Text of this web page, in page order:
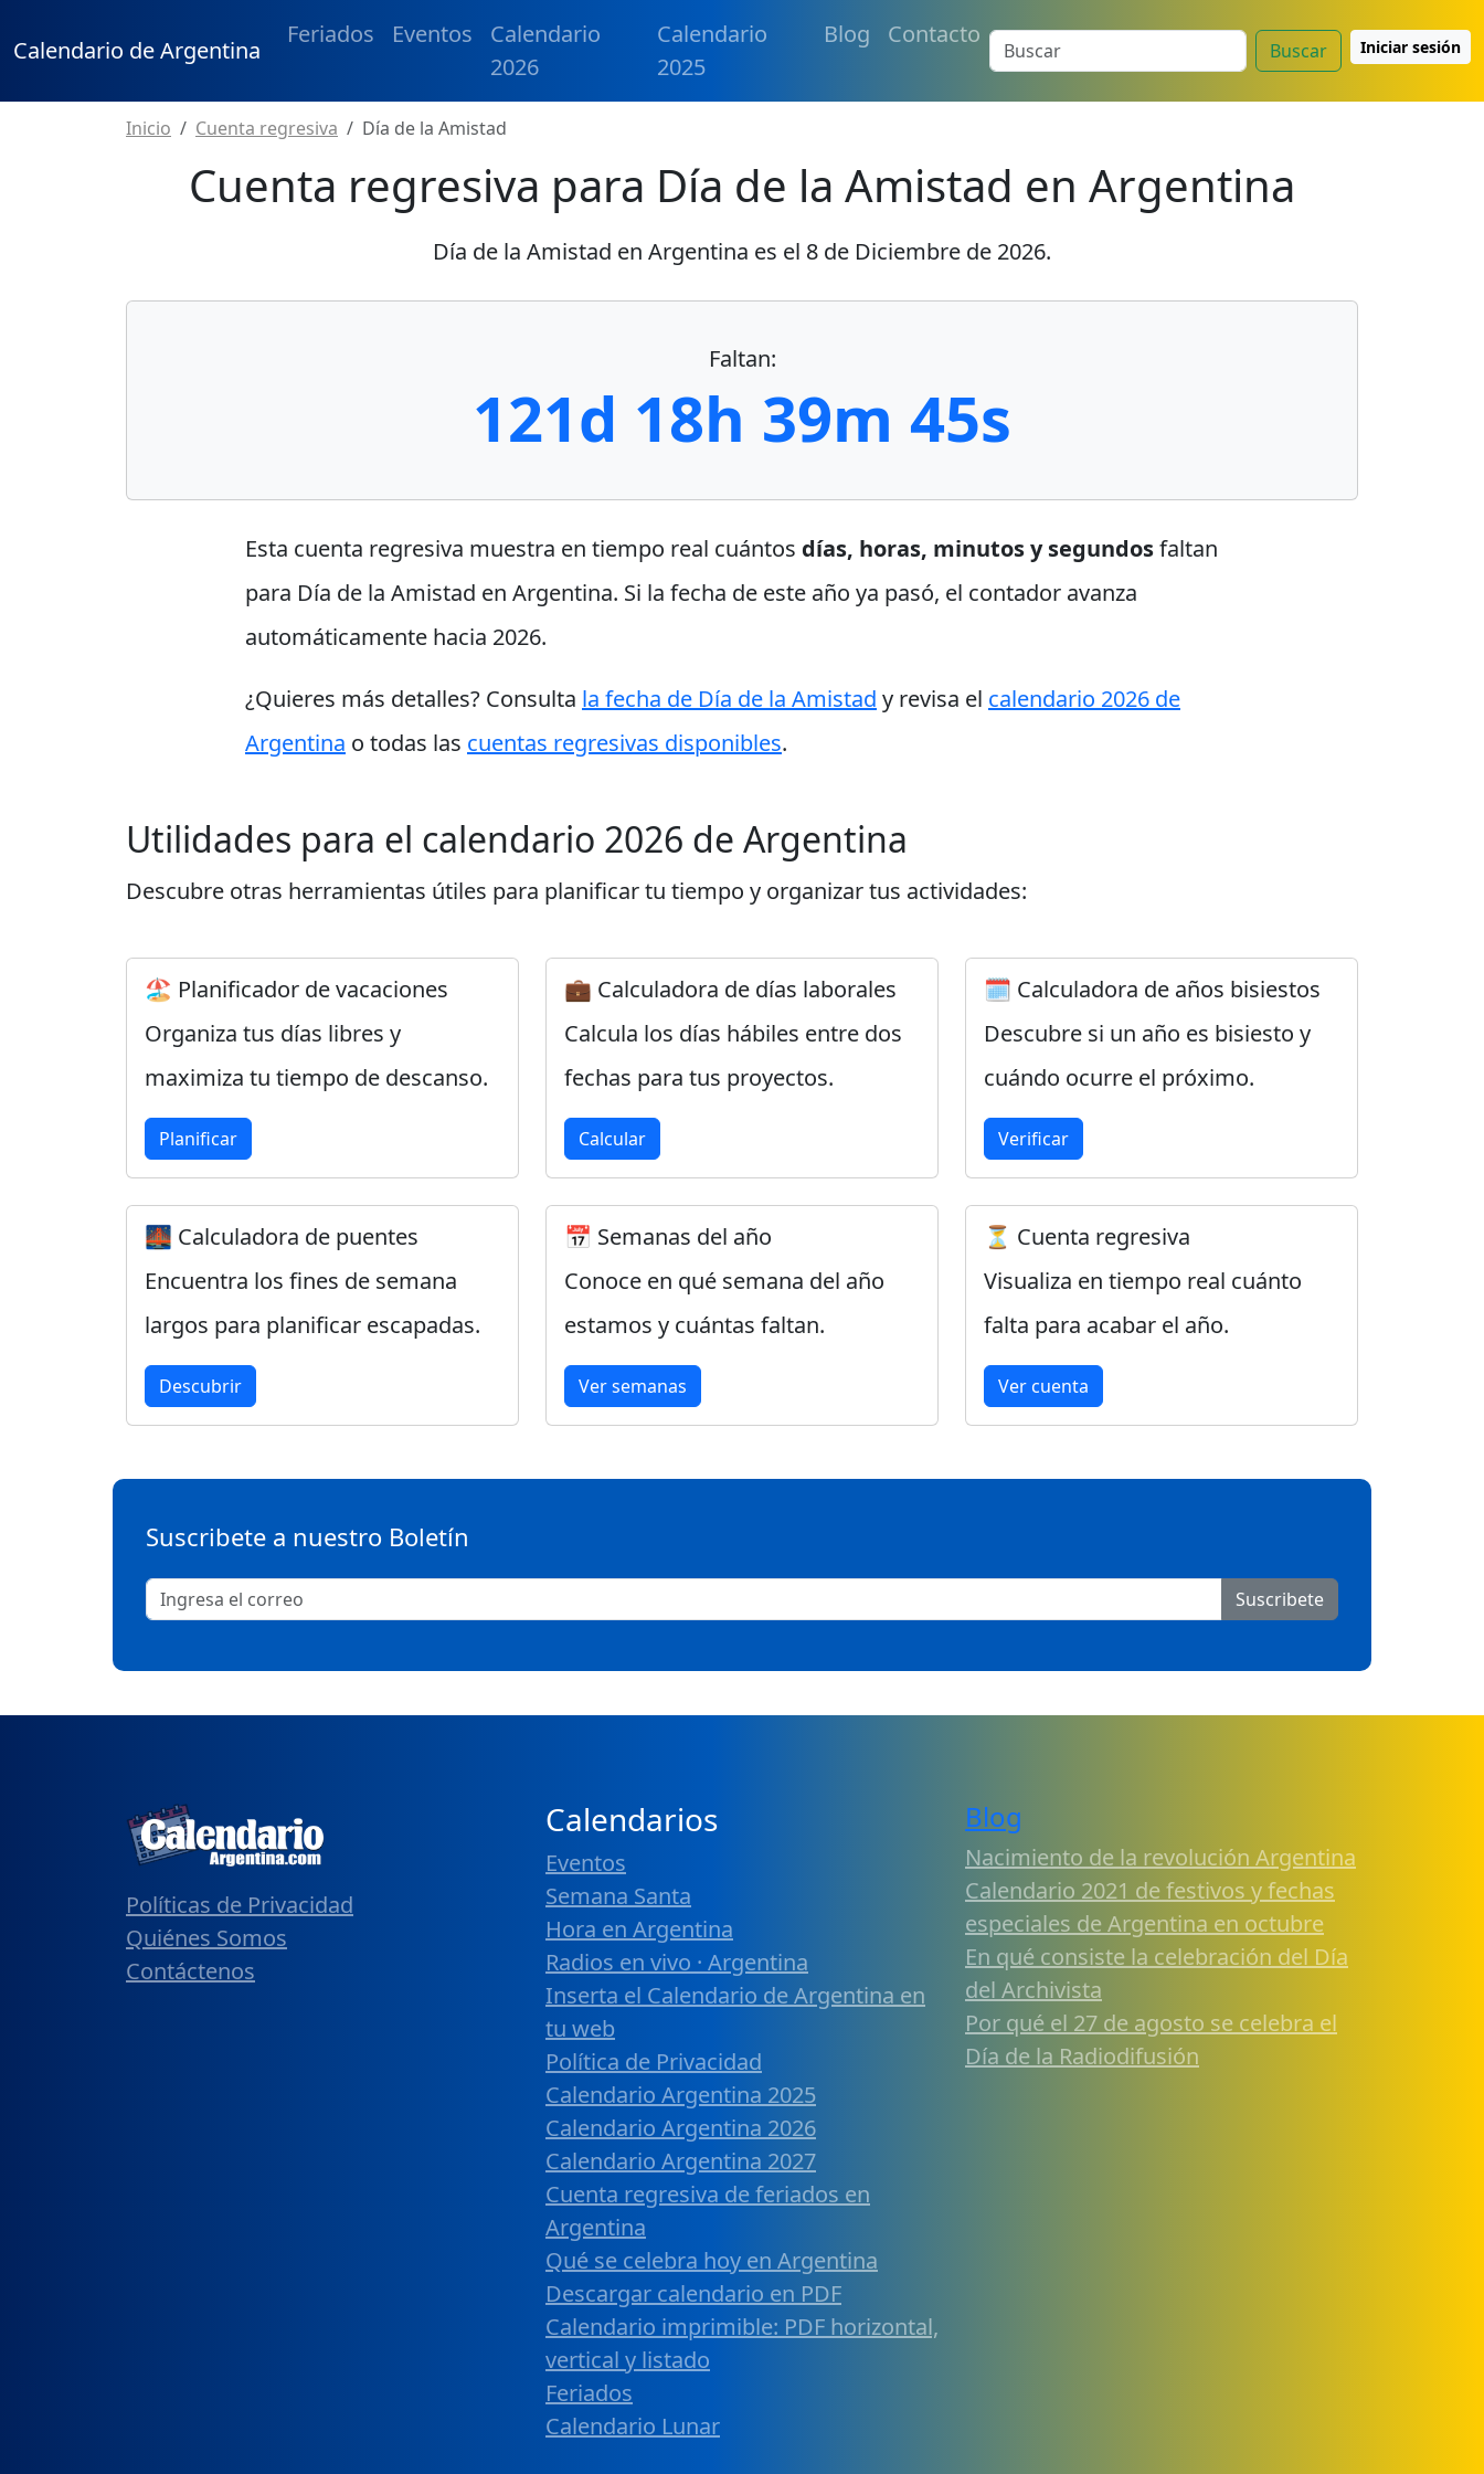
Calendario de Argentina
Feriados Eventos
Calendario
2026
Calendario
2025
Blog Contacto
Buscar Iniciar sesión
Inicio Cuenta regresiva Día de la Amistad
Cuenta regresiva para Día de la Amistad en Argentina
Día de la Amistad en Argentina es el 8 de Diciembre de 2026.
Faltan:
121d 18h 39m 44s
Esta cuenta regresiva muestra en tiempo real cuántos días, horas, minutos y segundosfaltan
para Día de la Amistad en Argentina. Si la fecha de este año ya pasó, el contador avanza
automáticamente hacia 2026.
¿Quieres más detalles? Consulta la fecha de Día de la Amistad y revisa el calendario 2026 de
Argentina o todas las cuentas regresivas disponibles.
Utilidades para el calendario 2026 de Argentina
Descubre otras herramientas útiles para planificar tu tiempo y organizar tus actividades:
🏖️ Planificador de vacaciones
Organiza tus días libres y
maximiza tu tiempo de descanso.
Planificar
💼 Calculadora de días laborales
Calcula los días hábiles entre dos
fechas para tus proyectos.
Calcular
🗓️ Calculadora de años bisiestos
Descubre si un año es bisiesto y
cuándo ocurre el próximo.
Verificar
🌉 Calculadora de puentes
Encuentra los fines de semana
largos para planificar escapadas.
Descubrir
📅 Semanas del año
Conoce en qué semana del año
estamos y cuántas faltan.
Ver semanas
⏳ Cuenta regresiva
Visualiza en tiempo real cuánto
falta para acabar el año.
Ver cuenta
Suscribete a nuestro Boletín
Suscribete
Políticas de Privacidad
Quiénes Somos
Contáctenos
Calendarios
Eventos
Semana Santa
Hora en Argentina
Radios en vivo · Argentina
Inserta el Calendario de Argentina en
tu web
Política de Privacidad
Calendario Argentina 2025
Calendario Argentina 2026
Calendario Argentina 2027
Cuenta regresiva de feriados en
Argentina
Qué se celebra hoy en Argentina
Descargar calendario en PDF
Calendario imprimible: PDF horizontal,
vertical y listado
Feriados
Calendario Lunar
Blog
Nacimiento de la revolución Argentina
Calendario 2021 de festivos y fechas
especiales de Argentina en octubre
En qué consiste la celebración del Día
del Archivista
Por qué el 27 de agosto se celebra el
Día de la Radiodifusión